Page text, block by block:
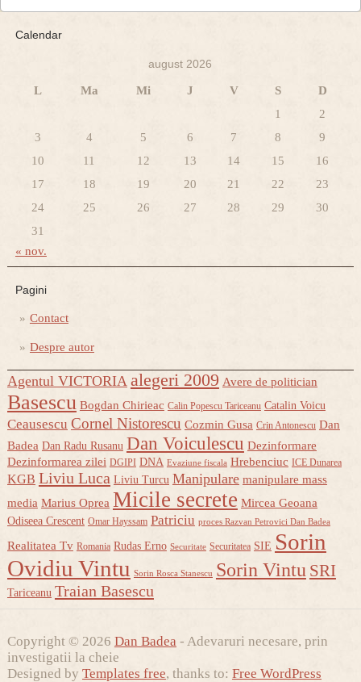
Calendar
august 2026
L Ma Mi J V S
D
1
2
3
4 5 6 7 8
9
10
11 12 13 14 15
16
17
18 19 20 21 22
23
24
25 26 27 28 29
30
31
« nov.
Pagini
Contact
Despre autor
Agentul VICTORIA alegeri 2009 Avere de politician
Basescu Bogdan Chirieac Calin Popescu Tariceanu Catalin Voicu
Ceausescu Cornel Nistorescu Cozmin Gusa Crin Antonescu Dan
Badea Dan Radu Rusanu Dan Voiculescu Dezinformare
Dezinformarea zilei DGIPI DNA Evaziune fiscala Hrebenciuc ICE Dunarea
KGB Liviu Luca Liviu Turcu Manipulare manipulare mass
media Marius Oprea Micile secrete Mircea Geoana
Odiseea Crescent Omar Hayssam Patriciu proces Razvan Petrovici Dan Badea
Realitatea Tv Romania Rudas Erno Securitate Securitatea SIE Sorin
Ovidiu Vintu Sorin Rosca Stanescu Sorin Vintu SRI
Tariceanu Traian Basescu
Copyright © 2026 Dan Badea - Adevaruri necesare, prin
investigatii la cheie
Designed by Templates free, thanks to: Free WordPress